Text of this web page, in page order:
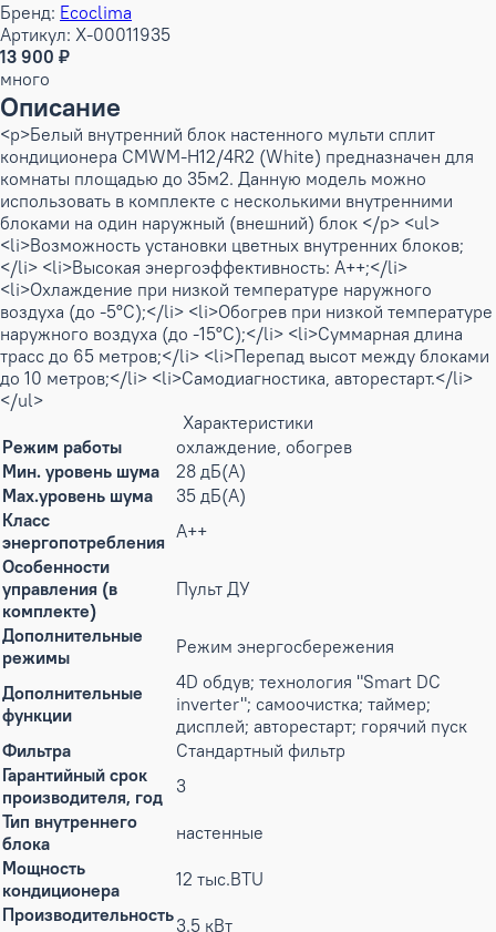
Бренд: Ecoclima
Артикул: X-00011935
13 900 ₽
много
Описание
<p>Белый внутренний блок настенного мульти сплит
кондиционера CMWM-H12/4R2 (White) предназначен для
комнаты площадью до 35м2. Данную модель можно
использовать в комплекте с несколькими внутренними
блоками на один наружный (внешний) блок </p> <ul>
<li>Возможность установки цветных внутренних блоков;
</li> <li>Высокая энергоэффективность: А++;</li>
<li>Охлаждение при низкой температуре наружного
воздуха (до -5°C);</li> <li>Обогрев при низкой температуре
наружного воздуха (до -15°C);</li> <li>Суммарная длина
трасс до 65 метров;</li> <li>Перепад высот между блоками
до 10 метров;</li> <li>Самодиагностика, авторестарт.</li>
</ul>
Характеристики
Режим работы
охлаждение, обогрев
Мин. уровень шума
28 дБ(А)
Max.уровень шума
35 дБ(А)
Класс
энергопотребления A++
Особенности
управления (в
комплекте)
Пульт ДУ
Дополнительные
режимы
Режим энергосбережения
Дополнительные
функции
4D обдув; технология "Smart DC
inverter"; самоочистка; таймер;
дисплей; авторестарт; горячий пуск
Фильтра
Стандартный фильтр
Гарантийный срок
производителя, год
3
Тип внутреннего
блока
настенные
Мощность
кондиционера
12 тыс.BTU
Производительность3.5 кВт